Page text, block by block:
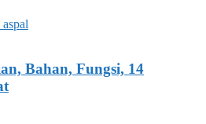
Bahan, Fungsi, 14